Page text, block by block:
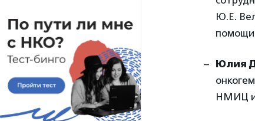
Ю.Е.
помощи
Юлия
НМИЦ